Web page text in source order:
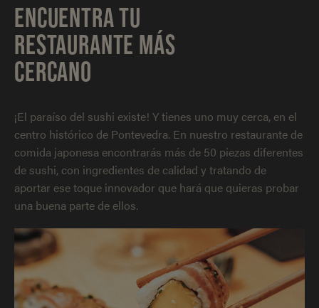
ENCUENTRA TU
RESTAURANTE MÁS
CERCANO
¡El paraíso del sushi existe! Y tienes uno muy cerca, en el
centro histórico de Pontevedra. En nuestro restaurante de
comida japonesa encontrarás más de 50 piezas diferentes
de sushi, con ingredientes de calidad y tratando de
aportar ese toque innovador que hará que quieras probar
una buena parte de ellos.